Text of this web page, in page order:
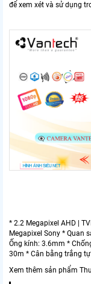
để xem xét và sử dụng
* 2.2 Megapixel AHD |
Megapixel Sony * Quan
Ống kính: 3.6mm *
30m * Cân bằng trắng
Xem thêm sản phẩm